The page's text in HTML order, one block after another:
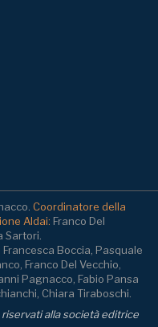
Coordinatore della
Aldai: Franco Del
Sartori.
Boccia, Pasquale
Franco Del Vecchio,
Pagnacco, Fabio Pansa
Chiara Tiraboschi.
alla società editrice